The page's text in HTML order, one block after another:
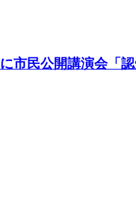
市民公開講演会